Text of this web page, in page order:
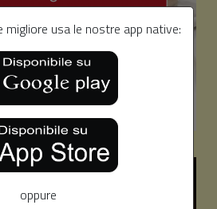
migliore usa le nostre app native:
oppure